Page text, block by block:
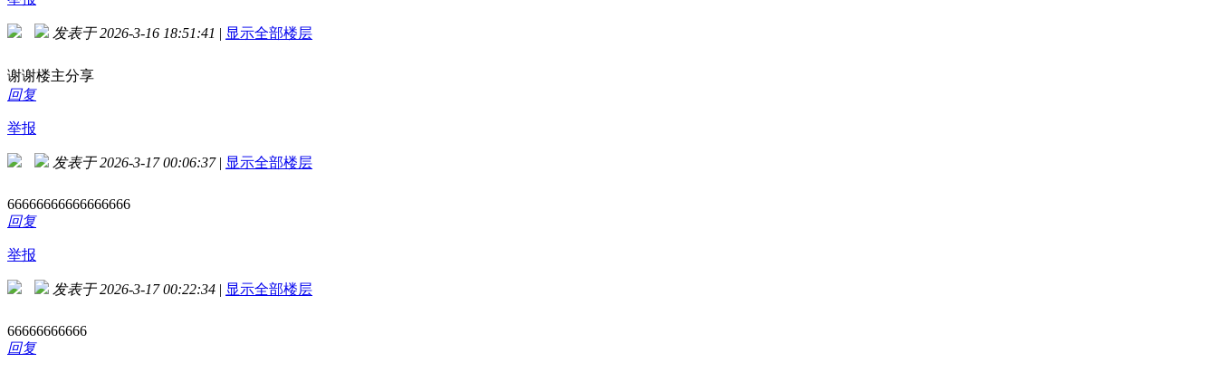
发表于 2026-3-16 18:51:41 | 显示全部楼层
谢谢楼主分享
回复
举报
发表于 2026-3-17 00:06:37 | 显示全部楼层
66666666666666666
回复
举报
发表于 2026-3-17 00:22:34 | 显示全部楼层
66666666666
回复